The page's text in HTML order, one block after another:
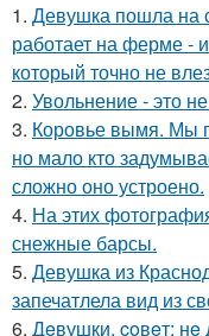
1. Девушка пошла на
работает на ферме -
который точно не
2. Увольнение - это
3. Коровье вымя. Мы
но мало кто
сложно оно устроено.
4. На этих
снежные барсы.
5. Девушка из
запечатлела вид из
6. Дeвушки, coвeт: